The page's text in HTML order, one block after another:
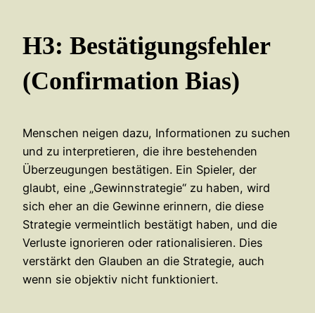
H3: Bestätigungsfehler
(Confirmation Bias)
Menschen neigen dazu, Informationen zu suchen
und zu interpretieren, die ihre bestehenden
Überzeugungen bestätigen. Ein Spieler, der
glaubt, eine „Gewinnstrategie“ zu haben, wird
sich eher an die Gewinne erinnern, die diese
Strategie vermeintlich bestätigt haben, und die
Verluste ignorieren oder rationalisieren. Dies
verstärkt den Glauben an die Strategie, auch
wenn sie objektiv nicht funktioniert.